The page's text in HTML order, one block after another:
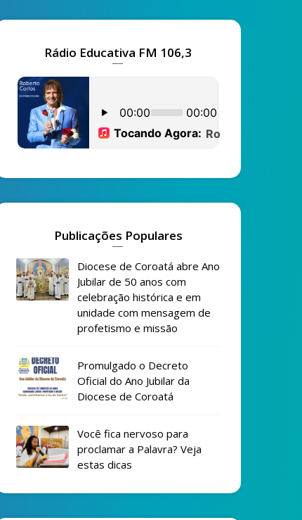
Rádio Educativa FM 106,3
Publicações Populares
Diocese de Coroatá abre Ano
Jubilar de 50 anos com
celebração histórica e em
unidade com mensagem de
profetismo e missão
Promulgado o Decreto
Oficial do Ano Jubilar da
Diocese de Coroatá
Você fica nervoso para
proclamar a Palavra? Veja
estas dicas